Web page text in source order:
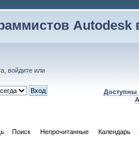
Autodesk
войдите или
Доступны
Поиск Непрочитанные Календарь